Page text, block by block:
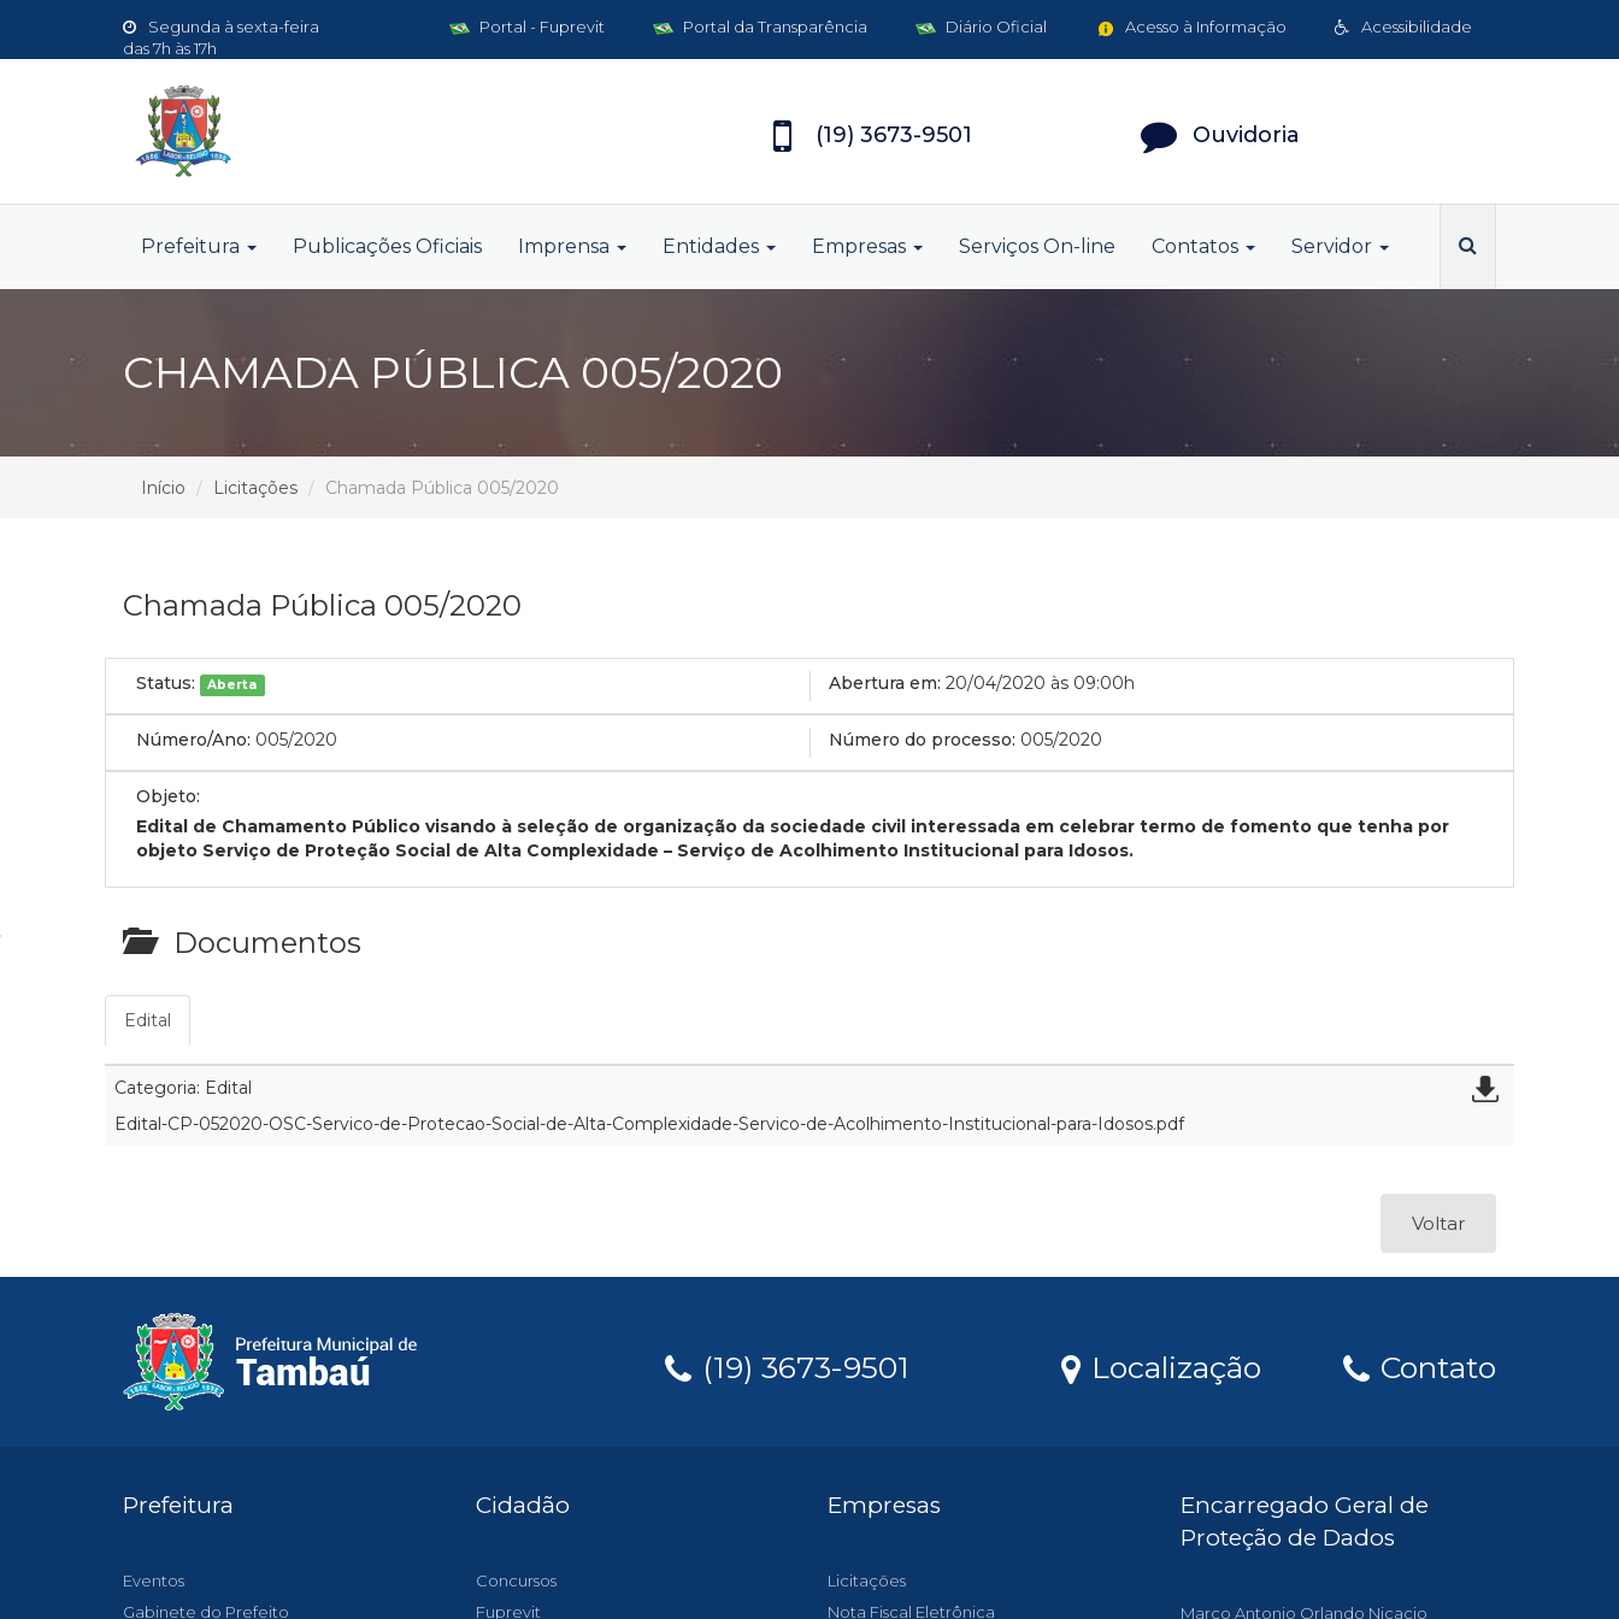
Segunda à sexta-feira
das 7h às 17h
Acessibilidade
Acesso à Informação
Diário Oficial
Portal da Transparência
Portal - Fuprevit
(19) 3673-9501 Ouvidoria
Prefeitura Publicações Oficiais Imprensa Entidades Empresas Serviços On-line Contatos Servidor
CHAMADA PÚBLICA 005/2020
Início Licitações Chamada Pública 005/2020
Chamada Pública 005/2020
Status: Aberta Abertura em: 20/04/2020 às 09:00h
Número/Ano: 005/2020 Número do processo: 005/2020
Objeto:
Edital de Chamamento Público visando à seleção de organização da sociedade civil interessada em celebrar termo de fomento que tenha por
objeto Serviço de Proteção Social de Alta Complexidade – Serviço de Acolhimento Institucional para Idosos.
Documentos
Edital
Categoria: Edital
Edital-CP-052020-OSC-Servico-de-Protecao-Social-de-Alta-Complexidade-Servico-de-Acolhimento-Institucional-para-Idosos.pdf
Voltar
(19) 3673-9501 Localização Contato
Prefeitura
Eventos
Gabinete do Prefeito
Cidadão
Concursos
Fuprevit
Empresas
Licitações
Nota Fiscal Eletrônica
Encarregado Geral de
Proteção de Dados
Marco Antonio Orlando Nicacio